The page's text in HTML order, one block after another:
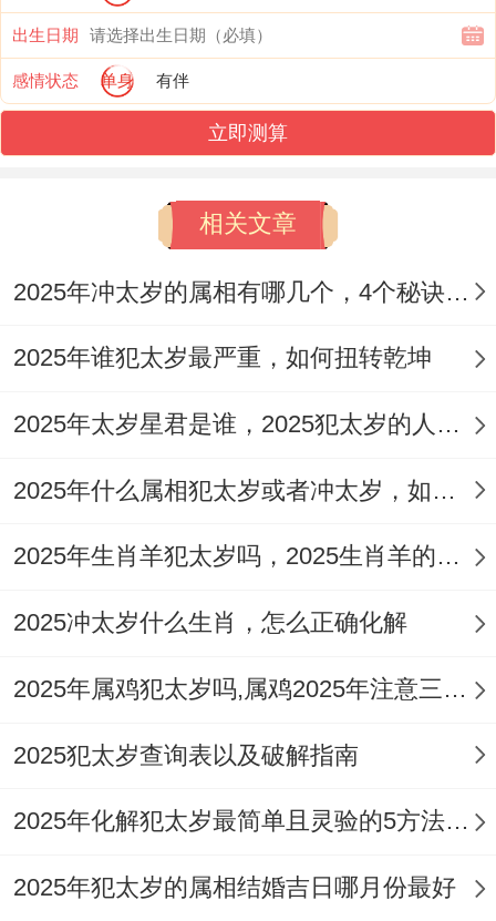
三、2025那些生肖犯值太岁
值太岁指的就是自己出生年份的地支跟即将
经历的流年地支同样,也就是自己属相值太岁
的一年，民间很多地方也叫【本命年】,这样
大家就很好理解，也知道，2025是我们即将
经历的年份 - 俗称流年，2025地支位【巳】
~巳年出生的属相位蛇，2025犯值太岁的就
顺遂？
⑴ 做好2025的化太岁
的化太岁 - 时间允许可以选择太岁诞这一天
（农历正月初八，2025年的太岁诞是阳历
一年一度的化太岁仪式 - 拜拜2025太岁星君
（吴遂将军）求得太岁对自己庇佑。
’与
红绳，锦袋放在卧室床头柜或枕头下、红绳
出生日期
感情状态 单身 有伴
立即测算
相关文章
2025年冲太岁的属相有哪几个，4个秘诀运转时来
2025年谁犯太岁最严重，如何扭转乾坤
2025年太岁星君是谁，2025犯太岁的人记住5点迎好运
2025年什么属相犯太岁或者冲太岁，如何趋利避害
2025年生肖羊犯太岁吗，2025生肖羊的幸运色彩
2025冲太岁什么生肖，怎么正确化解
2025年属鸡犯太岁吗,属鸡2025年注意三点幸运加倍
2025犯太岁查询表以及破解指南
2025年化解犯太岁最简单且灵验的5方法，收获幸福好运
2025年犯太岁的属相结婚吉日哪月份最好